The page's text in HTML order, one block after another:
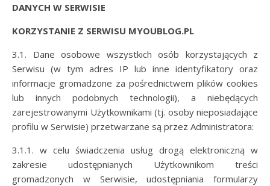
DANYCH W SERWISIE
KORZYSTANIE Z SERWISU MYOUBLOG.PL
3.1. Dane osobowe wszystkich osób korzystających z
Serwisu (w tym adres IP lub inne identyfikatory oraz
informacje gromadzone za pośrednictwem plików cookies
lub innych podobnych technologii), a niebędących
zarejestrowanymi Użytkownikami (tj. osoby nieposiadające
profilu w Serwisie) przetwarzane są przez Administratora:
3.1.1. w celu świadczenia usług drogą elektroniczną w
zakresie udostępnianych Użytkownikom treści
gromadzonych w Serwisie, udostępniania formularzy